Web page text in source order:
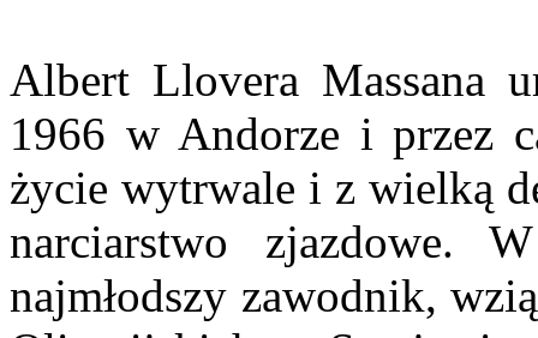
Albert Llovera Massana
1966 w Andorze i przez
życie wytrwale i z wielką
narciarstwo zjazdowe.
najmłodszy zawodnik,